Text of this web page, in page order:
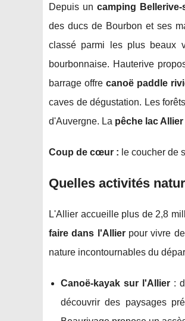
Depuis uncamping Bellerive-
des ducs de Bourbon et ses
classé parmi les plus beaux
bourbonnaise. Hauterive
barrage offre canoë paddle
caves de dégustation. Les
d'Auvergne. La pêche lac Allier
Coup de cœur : le coucher de
Quelles activités
L'Allier accueille plus de 2,8
faire dans l'Allierpour vivre
nature incontournables du
Canoë-kayak sur l'Allier:
découvrir des paysages